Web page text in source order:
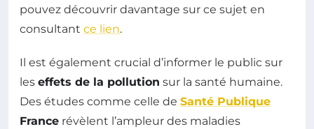
pouvez découvrir davantage sur ce sujet en
consultant ce lien.
Il est également crucial d’informer le public sur
les effets de la pollution sur la santé humaine.
Des études comme celle de Santé Publique
France révèlent l’ampleur des maladies